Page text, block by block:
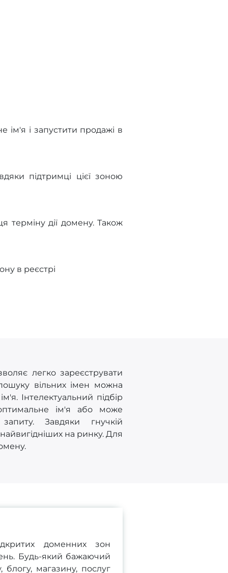
ім'я і запустити продажі в
підтримці цієї зоною
терміну дії домену. Також
в реєстрі
легко зареєструвати
вільних імен можна
Інтелектуальний підбір
ім'я або може
Завдяки гнучкій
на ринку. Для
доменних зон
Будь-який бажаючий
магазину, послуг